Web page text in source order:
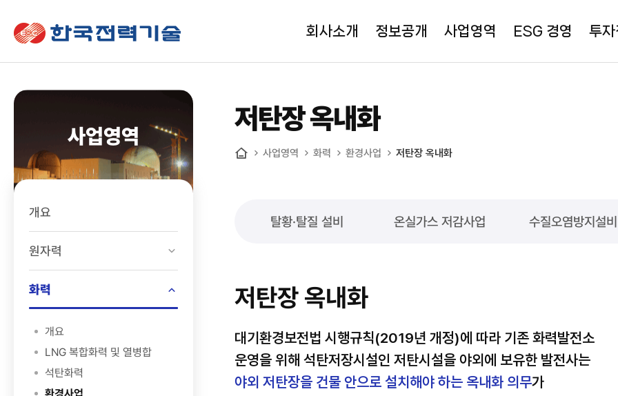
한국전력기술
회사소개 정보공개 사업영역 ESG 경영 투자
사업영역
개요
원자력
화력
개요
LNG 복합화력 및 열병합
석탄화력
저탄장 옥내화
사업영역 화력 환경사업 저탄장 옥내화
탈황·탈질 설비 온실가스 저감사업 수질오염방지설비
저탄장 옥내화
대기환경보전법 시행규칙(2019년 개정)에 따라 기존 화력발전소
운영을 위해 석탄저장시설인 저탄시설을 야외에 보유한 발전사는
야외 저탄장을 건물 안으로 설치해야 하는 옥내화 의무가